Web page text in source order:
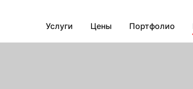
Услуги Цены Портфолио